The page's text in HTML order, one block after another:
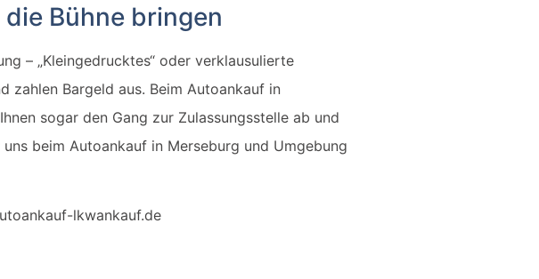
Bühne bringen
– „Kleingedrucktes“ oder verklausulierte
zahlen Bargeld aus. Beim Autoankauf in
sogar den Gang zur Zulassungsstelle ab und
beim Autoankauf in Merseburg und Umgebung
lkwankauf.de